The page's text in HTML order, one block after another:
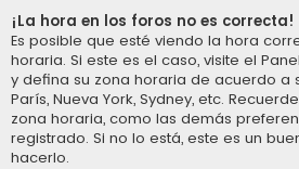
¡La hora en los foros no es correcta!
Es posible que esté viendo la hora
horaria. Si este es el caso, visite el
y defina su zona horaria de acuerdo a
París, Nueva York, Sydney, etc.
zona horaria, como las demás
registrado. Si no lo está, este es un
hacerlo.